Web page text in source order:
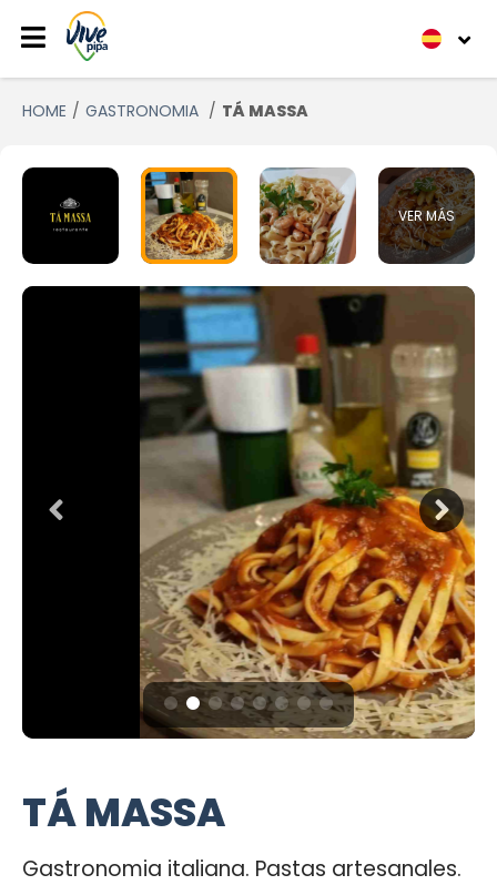
HOME GASTRONOMIA TÁ MASSA
VER MÁS
TÁ MASSA
Gastronomia italiana. Pastas artesanales.